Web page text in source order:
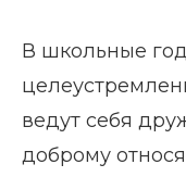
В школьные
ведут себя
доброму